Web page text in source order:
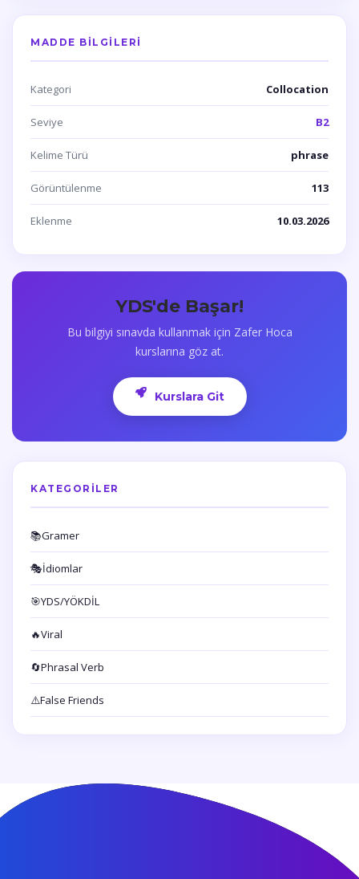
MADDE BILGILERI
Kategori Collocation
Seviye B2
Kelime Türü phrase
Görüntülenme 113
Eklenme 10.03.2026
YDS'de Başar!
Bu bilgiyi sınavda kullanmak için Zafer Hoca
kurslarına göz at.
Kurslara Git
KATEGORILER
📚Gramer
🎭İdiomlar
🎯YDS/YÖKDİL
🔥Viral
🔄Phrasal Verb
⚠️False Friends